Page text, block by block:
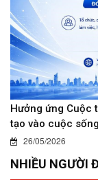
Hưởng ứng Cuộc
tạo vào cuộc
26/05/2026
NHIỀU NGƯỜI